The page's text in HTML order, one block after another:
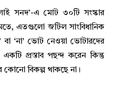
সনদ’-এ মোট ৩০টি সংস্কার
এতগুলো জটিল সাংবিধানিক
বা ‘না’ ভোট নেওয়া ভোটারদের
প্রস্তাব পছন্দ করেন কিন্তু
বিকল্প থাকছে না।